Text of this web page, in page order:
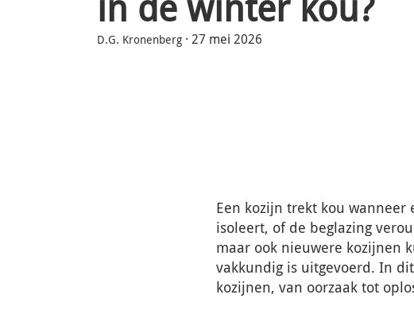
D.G. Kronenberg · 27 mei 2026
Een kozijn trekt kou
isoleert, of de beglazing
maar ook nieuwere kozijnen
vakkundig is uitgevoerd. In
kozijnen, van oorzaak tot